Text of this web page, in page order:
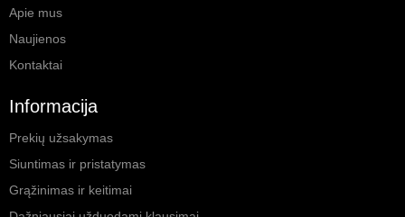
Apie mus
Naujienos
Kontaktai
Informacija
Prekių užsakymas
Siuntimas ir pristatymas
Grąžinimas ir keitimai